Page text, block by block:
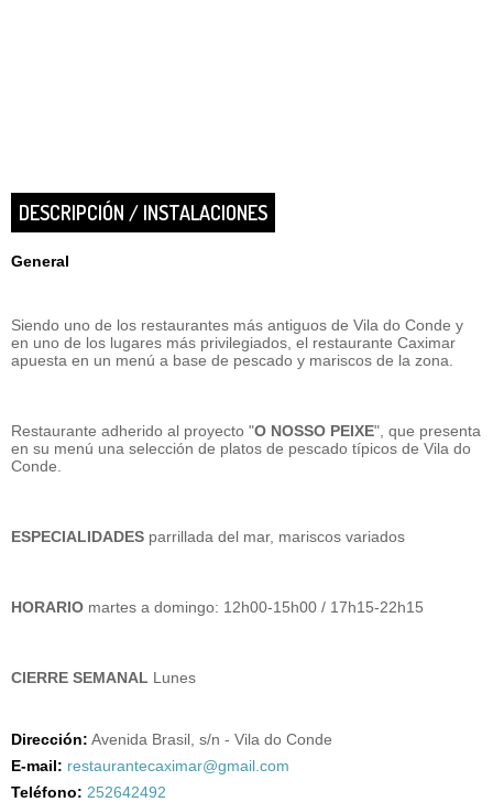
DESCRIPCIÓN / INSTALACIONES
General
Siendo uno de los restaurantes más antiguos de Vila do Conde y
en uno de los lugares más privilegiados, el restaurante Caximar
apuesta en un menú a base de pescado y mariscos de la zona.
Restaurante adherido al proyecto "O NOSSO PEIXE", que presenta
en su menú una selección de platos de pescado típicos de Vila do
Conde.
ESPECIALIDADES parrillada del mar, mariscos variados
HORARIO martes a domingo: 12h00-15h00 / 17h15-22h15
CIERRE SEMANAL Lunes
Dirección: Avenida Brasil, s/n - Vila do Conde
E-mail: restaurantecaximar@gmail.com
Teléfono: 252642492